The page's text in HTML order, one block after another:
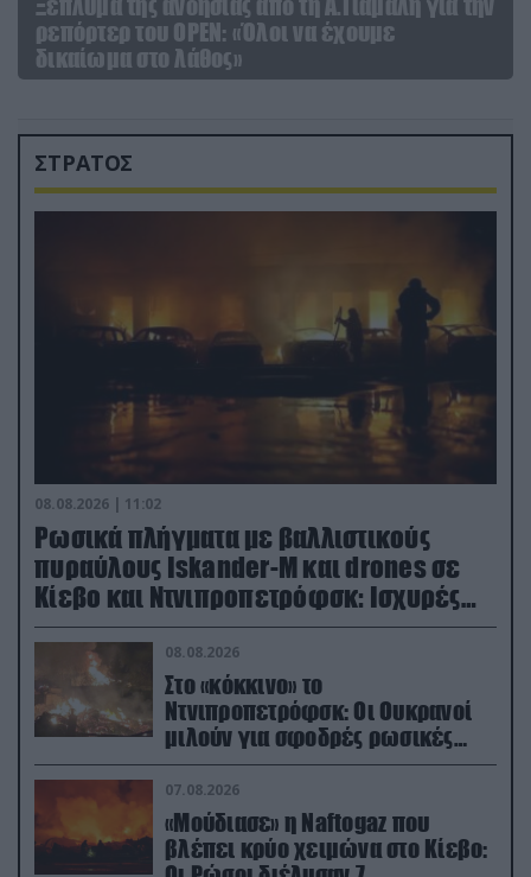
ρεπόρτερ του ΟΡΕΝ: «Όλοι να έχουμε
δικαίωμα στο λάθος»
ΣΤΡΑΤΟΣ
08.08.2026 | 11:02
Ρωσικά πλήγματα με βαλλιστικούς
πυραύλους Iskander-M και drones σε
Κίεβο και Ντνιπροπετρόφσκ: Ισχυρές
εκρήξεις
08.08.2026
Στο «κόκκινο» το
Ντνιπροπετρόφσκ: Οι Ουκρανοί
μιλούν για σφοδρές ρωσικές
επιθέσεις σε όλη την επικράτεια
07.08.2026
«Μούδιασε» η Naftogaz που
βλέπει κρύο χειμώνα στο Κίεβο: